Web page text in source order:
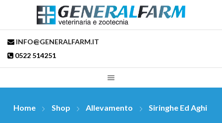
INFO@GENERALFARM.IT
0522 514251
Home Shop Allevamento Siringhe Ed Aghi